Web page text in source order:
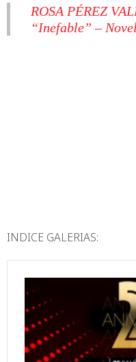
ROSA PÉREZ
“Inefable” –
INDICE GALERIAS: